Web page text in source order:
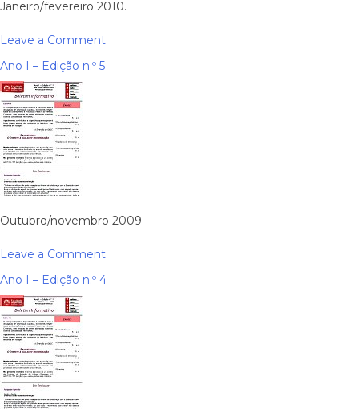
Janeiro/fevereiro 2010.
Leave a Commenton
Ano I – Edição n.º 5
Outubro/novembro 2009
Leave a Commenton
Ano I – Edição n.º 4